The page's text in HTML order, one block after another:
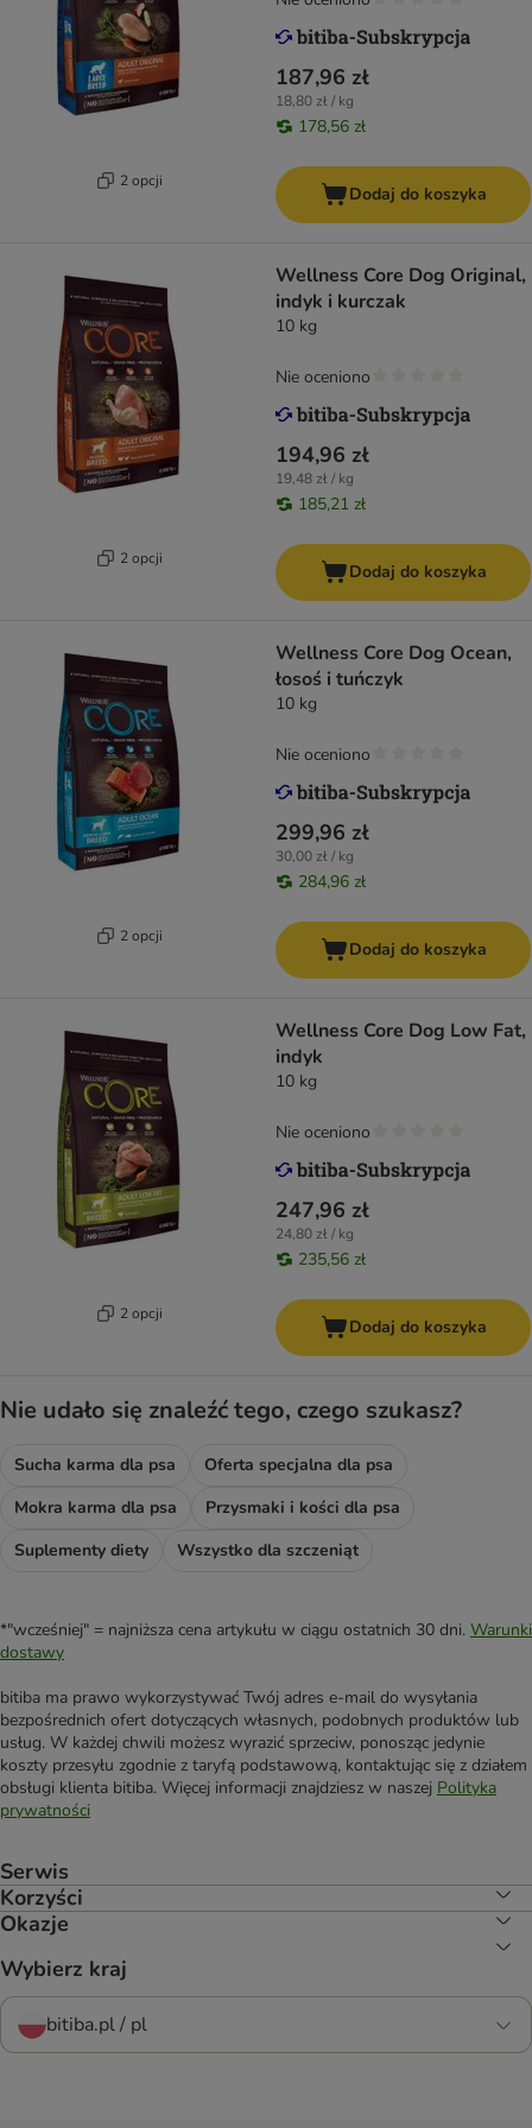
2 opcji
187,96 zł
18,80 zł / kg
178,56 zł
Dodaj do koszyka
2 opcji
Wellness Core Dog Original,
indyk i kurczak
10 kg
194,96 zł
19,48 zł / kg
185,21 zł
Nie oceniono
Dodaj do koszyka
2 opcji
Wellness Core Dog Ocean,
łosoś i tuńczyk
10 kg
299,96 zł
30,00 zł / kg
284,96 zł
Nie oceniono
Dodaj do koszyka
2 opcji
Wellness Core Dog Low Fat,
indyk
10 kg
247,96 zł
24,80 zł / kg
235,56 zł
Nie oceniono
Dodaj do koszyka
Nie udało się znaleźć tego, czego szukasz?
Sucha karma dla psa
Oferta specjalna dla psa
Mokra karma dla psa
Przysmaki i kości dla psa
Suplementy diety
Wszystko dla szczeniąt
*"wcześniej" = najniższa cena artykułu w ciągu ostatnich 30 dni. Warunki
dostawy
bitiba ma prawo wykorzystywać Twój adres e-mail do wysyłania
bezpośrednich ofert dotyczących własnych, podobnych produktów lub
usług. W każdej chwili możesz wyrazić sprzeciw, ponosząc jedynie
koszty przesyłu zgodnie z taryfą podstawową, kontaktując się z działem
obsługi klienta bitiba. Więcej informacji znajdziesz w naszej Polityka
prywatności
Serwis
Korzyści
Okazje
Wybierz kraj
bitiba.pl / pl